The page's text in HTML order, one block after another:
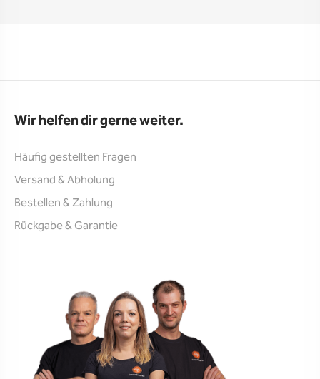
Wir helfen dir gerne weiter.
Häufig gestellten Fragen
Versand & Abholung
Bestellen & Zahlung
Rückgabe & Garantie